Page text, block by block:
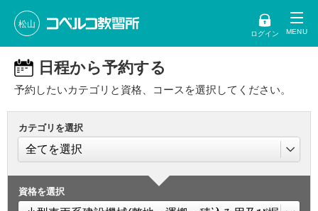
松山
ログイン
日程から予約する
予約したいカテゴリと資格、コースを選択してください。
カテゴリを選択
資格を選択